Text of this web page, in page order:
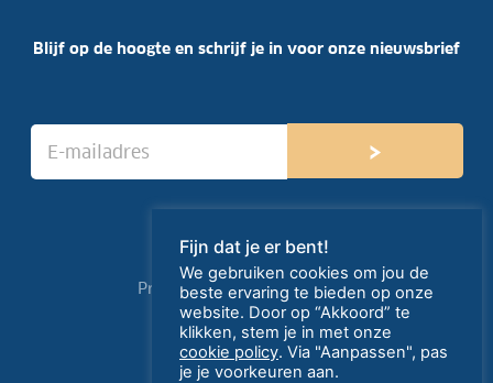
Blijf op de hoogte en schrijf je in voor onze nieuwsbrief
E
m
›
Privacy- en cookieverklaring
created by HiPPO
Fijn dat je er bent!
We gebruiken cookies om jou de
beste ervaring te bieden op onze
website. Door op “Akkoord” te
klikken, stem je in met onze
cookie policy. Via "Aanpassen", pas
je je voorkeuren aan.